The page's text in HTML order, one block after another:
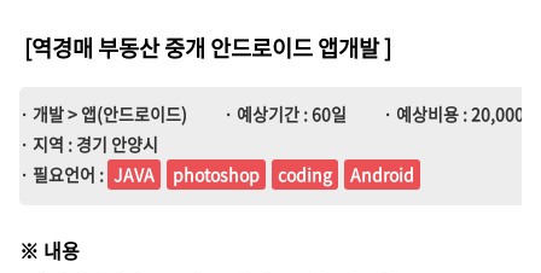
[역경매 부동산 중개 안드로이드 앱개발]
· 개발 > 앱(안드로이드) · 예상기간 : 60일
· 예상비용 :
· 지역 : 경기 안양시
· 필요언어 : JAVA photoshop coding Android
※ 내용